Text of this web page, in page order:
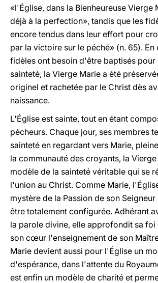
«l'Église, dans la Bienheureuse Vierge
déjà à la perfection», tandis que les
encore tendus dans leur effort pour
par la victoire sur le péché» (n. 65). En
fidèles ont besoin d'être baptisés pour
sainteté, la Vierge Marie a été
originel et rachetée par le Christ dès
naissance.
L'Église est sainte, tout en étant
pécheurs. Chaque jour, ses membres
sainteté en regardant vers Marie,
la communauté des croyants, la
modèle de la sainteté véritable qui se
l'union au Christ. Comme Marie,
mystère de la Passion de son
être totalement configurée. Adhérant
la parole divine, elle approfondit sa foi
son cœur l'enseignement de son
Marie devient aussi pour l'Église un
d'espérance, dans l'attente du
est enfin un modèle de charité et